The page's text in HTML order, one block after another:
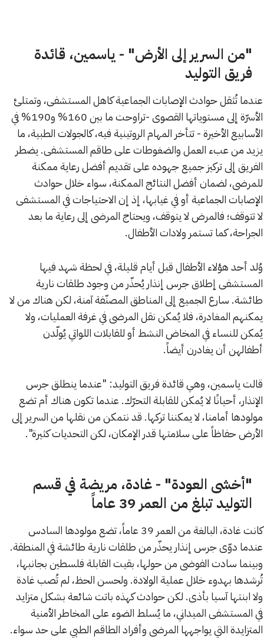
"من السرير إلى الأرض" - ياسمين، قائدة
فريق التوليد
عندما تُثقل حوادث الإصابات الجماعية كاهل المستشفى، وتمتلئ
الأسرّة إلى مستوياتها القصوى -تراوحت ما بين 160% و190% في
الأسابيع الأخيرة - تتأخر المهام الروتينية فيه، كالجولات الطبية، ما
يزيد من عبء العمل والضغوطات على طاقم المستشفى. يضطر
الفريق إلى تركيز جميع جهوده على تقديم أفضل رعاية ممكنة
للمرضى، لضمان أفضل النتائج الممكنة، سواء خلال حوادث
الإصابات الجماعية أو في غيابها، إذ إن الاحتياجات في المستشفى
لا تتوقف؛ فالمرض لا يتوقف، ويحتاج المرضى إلى رعاية ما بعد
الجراحة، كما تستمر ولادات الأطفال.
وُلد أحد هؤلاء الأطفال قبل أيام قليلة، في لحظة شهد فيها
المستشفى إطلاق جرس إنذار يُحذّر من وجود طلقات نارية
طائشة. سارع الجميع إلى المناطق المصنّفة آمنة، لكن هناك من لا
يمكنهم المغادرة، فلا يُمكن نقل المرضى في غرفة العمليات، ولا
يُمكن للنساء في المخاض النشط أو للقابلات اللواتي يُولّدن
أطفالهن أن يغادرن أيضاً.
قالت ياسمين، وهي قائدة فريق التوليد: "عندما ينطلق جرس
الإنذار، أحيانًا لا يُمكن للقابلة التحرّك. عندما تكون هناك أم تضع
مولودها أمامنا، لا يمكننا تركها. قد نتمكن من نقلها من السرير إلى
الأرض حفاظاً على سلامتها قدر الإمكان، لكن التحديات كثيرة".
"أخشى العودة" - غادة، مريضة في قسم
التوليد تبلغ من العمر 39 عاماً
كانت غادة، البالغة من العمر 39 عاماً، تضع مولودها السادس
عندما دوّى جرس إنذار يحذّر من طلقات نارية طائشة في المنطقة.
وبينما سادت الفوضى من حولها، بقيت القابلة فلسطين بجانبها،
تُرشدها بهدوء خلال عملية الولادة. ولحسن الحظ، لم تُصب غادة
ولا ابنتها آسيا بأذى. لكن حوادث كهذه باتت شائعة بشكل متزايد
في المستشفى الميداني، ما يُسلط الضوء على المخاطر الأمنية
المتزايدة التي يواجهها المرضى وأفراد الطاقم الطبي على حد سواء.